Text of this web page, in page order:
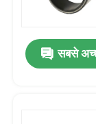
सबसे